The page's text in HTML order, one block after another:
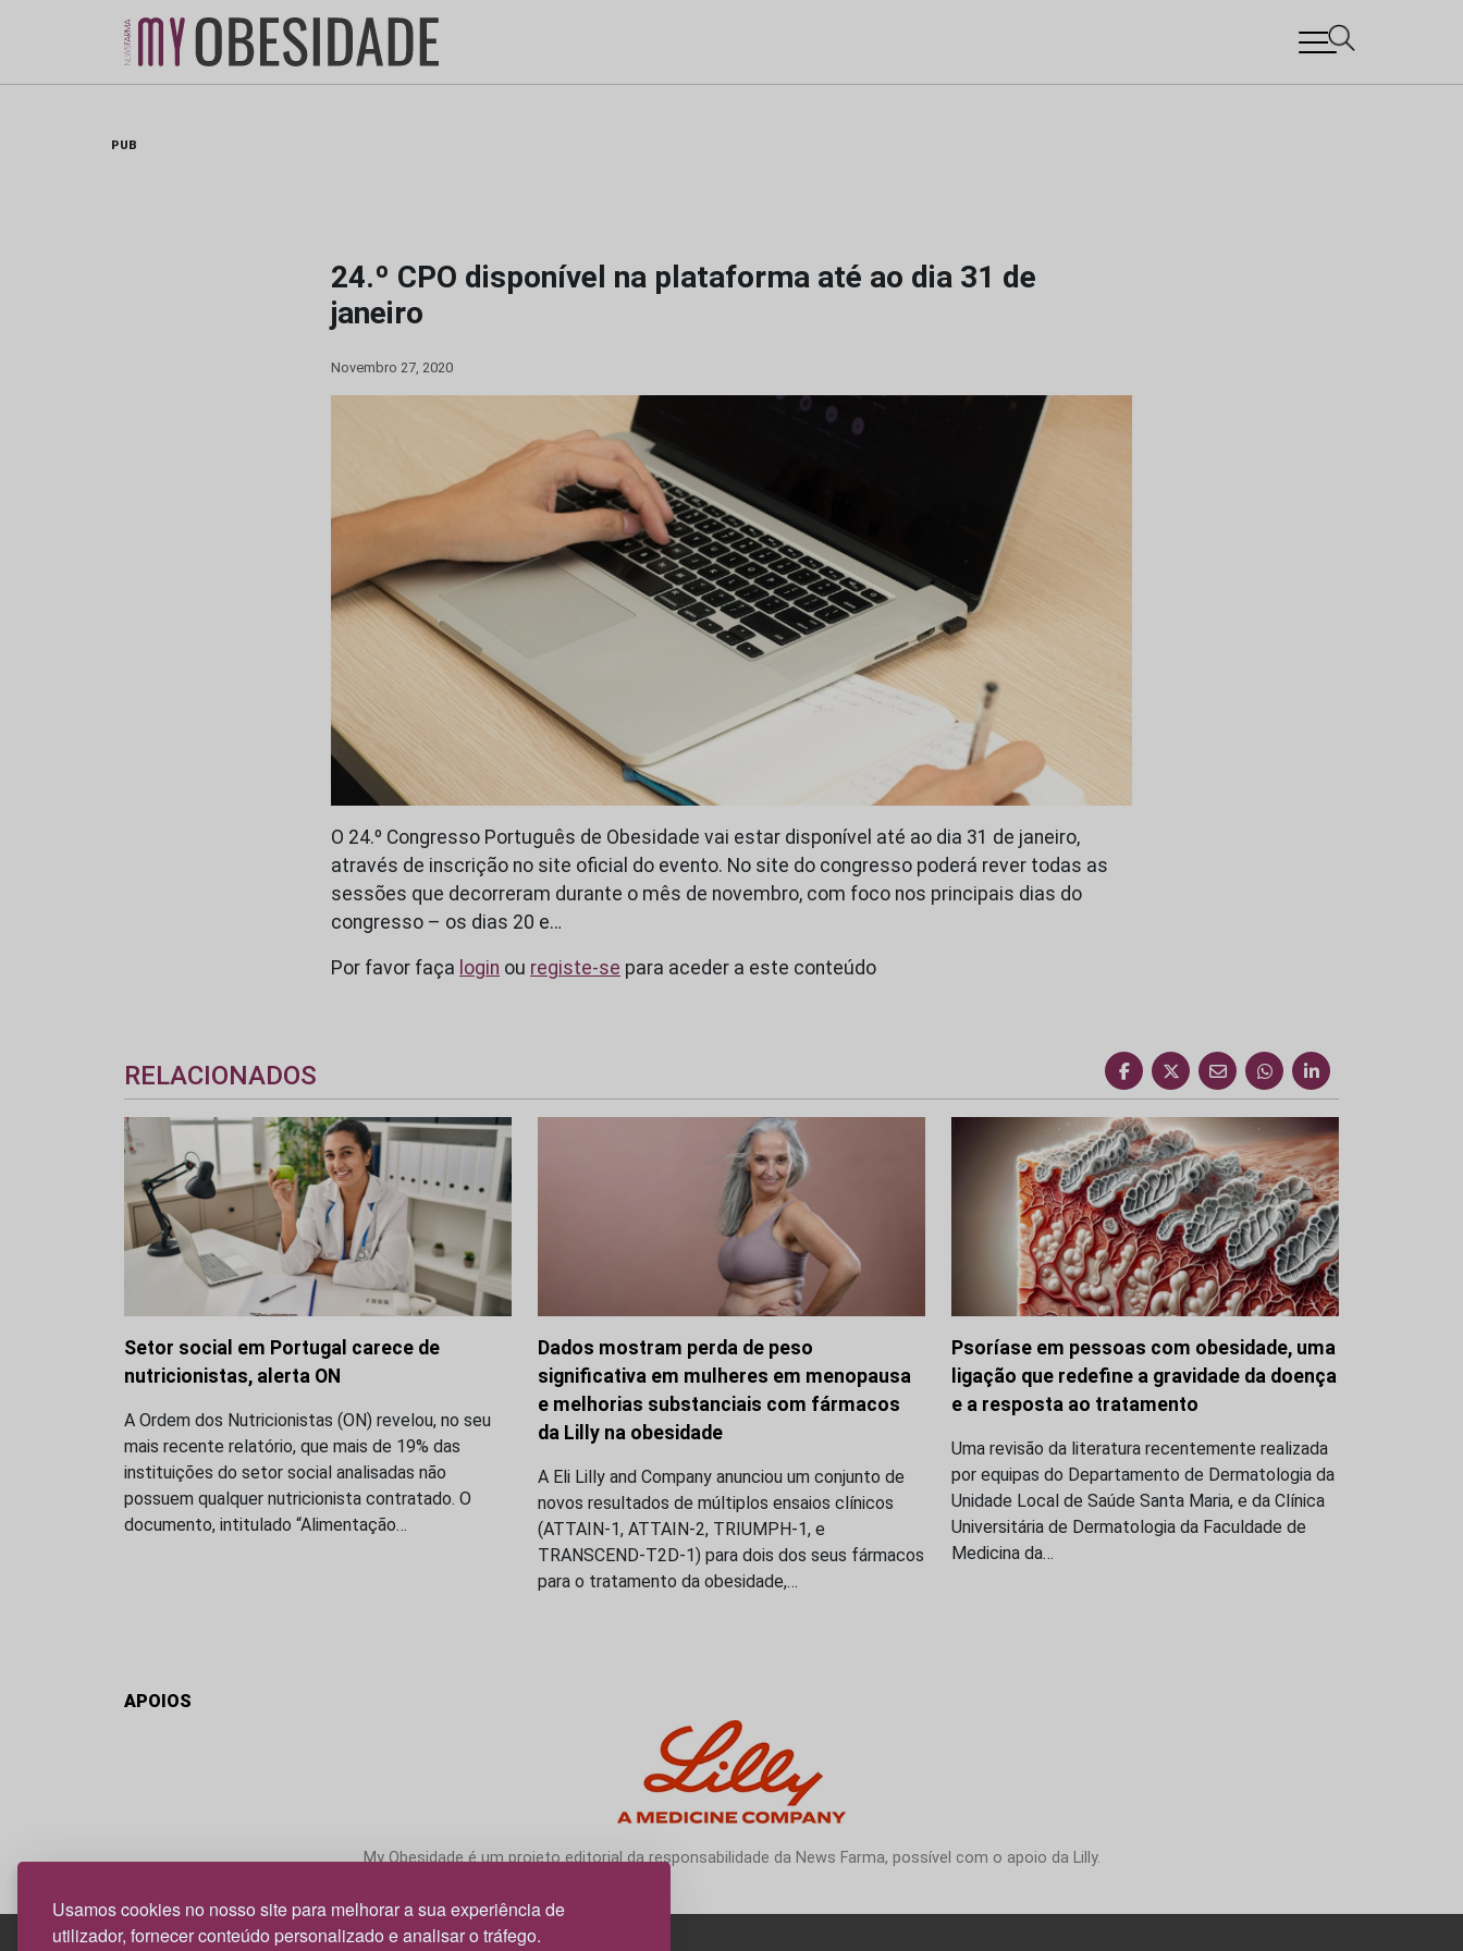
Usamos cookies no nosso site para melhorar a sua experiência de
utilizador, fornecer conteúdo personalizado e analisar o tráfego.
PUB
24.º CPO disponível na plataforma até ao dia 31 de
janeiro
Novembro 27, 2020
O 24.º Congresso Português de Obesidade vai estar disponível até ao dia 31 de janeiro,
através de inscrição no site oficial do evento. No site do congresso poderá rever todas as
sessões que decorreram durante o mês de novembro, com foco nos principais dias do
congresso – os dias 20 e…
Por favor faça login ou registe-se para aceder a este conteúdo
RELACIONADOS
Setor social em Portugal carece de
nutricionistas, alerta ON
A Ordem dos Nutricionistas (ON) revelou, no seu
mais recente relatório, que mais de 19% das
instituições do setor social analisadas não
possuem qualquer nutricionista contratado. O
documento, intitulado “Alimentação…
Dados mostram perda de peso
significativa em mulheres em menopausa
e melhorias substanciais com fármacos
da Lilly na obesidade
A Eli Lilly and Company anunciou um conjunto de
novos resultados de múltiplos ensaios clínicos
(ATTAIN-1, ATTAIN-2, TRIUMPH-1, e
TRANSCEND-T2D-1) para dois dos seus fármacos
para o tratamento da obesidade,…
Psoríase em pessoas com obesidade, uma
ligação que redefine a gravidade da doença
e a resposta ao tratamento
Uma revisão da literatura recentemente realizada
por equipas do Departamento de Dermatologia da
Unidade Local de Saúde Santa Maria, e da Clínica
Universitária de Dermatologia da Faculdade de
Medicina da…
APOIOS
My Obesidade é um projeto editorial da responsabilidade da News Farma, possível com o apoio da Lilly.